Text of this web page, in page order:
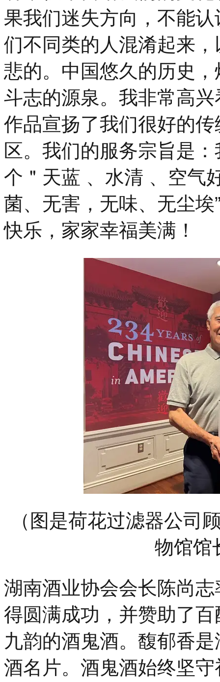
果我们迷失方向，不能
们不同类的人混淆起来
悲的。中国悠久的历史
斗志的源泉。我非常高
作品宣扬了我们很好的
区。我们的服务宗旨是
个＂天蓝 、水清 、空气
菌、无害，无味、无尘
快乐，家家幸福美满！
（图是荷花过滤器公司
物馆馆
湖南酒业协会会长陈尚
得圆满成功，并赞助了
九韵的酒鬼酒。馥郁香
酒名片。酒鬼酒始终坚